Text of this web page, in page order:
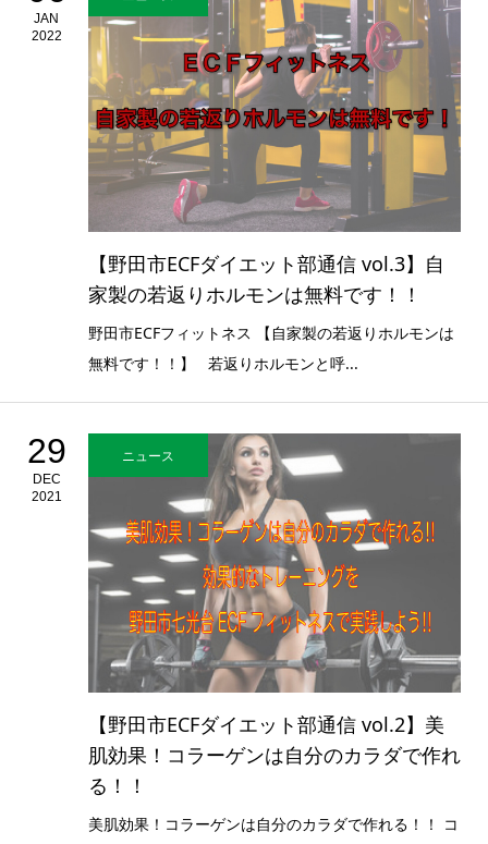
JAN
2022
【野田市ECFダイエット部通信 vol.3】自
家製の若返りホルモンは無料です！！
野田市ECFフィットネス 【自家製の若返りホルモンは
無料です！！】 若返りホルモンと呼...
29
DEC
2021
ニュース
【野田市ECFダイエット部通信 vol.2】美
肌効果！コラーゲンは自分のカラダで作れ
る！！
美肌効果！コラーゲンは自分のカラダで作れる！！ コ